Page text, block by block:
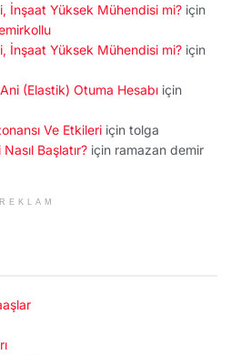
İnşaat Yüksek Mühendisi mi? için
İnşaat Yüksek Mühendisi mi? için
(Elastik) Otuma Hesabı için
Ve Etkileri için tolga
Başlatır? için ramazan demir
REKLAM